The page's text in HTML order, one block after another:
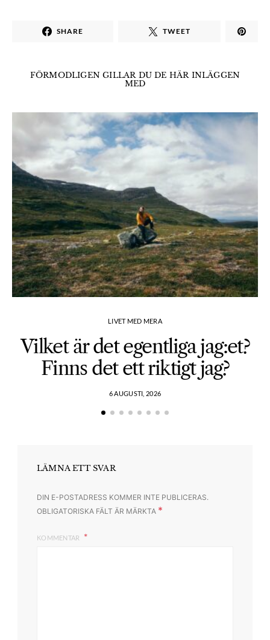
SHARE TWEET
FÖRMODLIGEN GILLAR DU DE HÄR INLÄGGEN
MED
LIVET MED MERA
Vilket är det egentliga jag:et?
Finns det ett riktigt jag?
6 AUGUSTI, 2026
LÄMNA ETT SVAR
DIN E-POSTADRESS KOMMER INTE PUBLICERAS.
OBLIGATORISKA FÄLT ÄR MÄRKTA *
KOMMENTAR